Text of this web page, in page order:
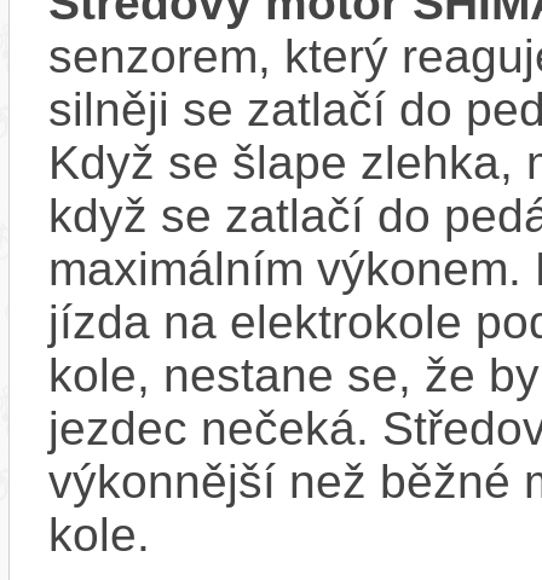
senzorem, který
silněji se zatlačí do
Když se šlape zlehka,
když se zatlačí do
maximálním
jízda na elektrokole
kole, nestane se, že
jezdec nečeká.
výkonnější než běžné
kole.